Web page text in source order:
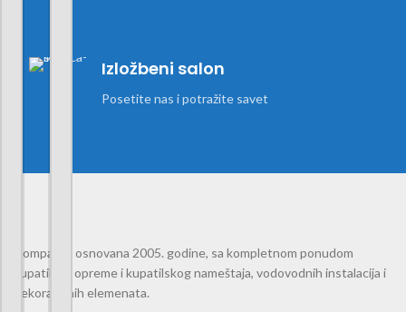
Izložbeni salon
Posetite nas i potražite savet
Kompanija osnovana 2005. godine, sa kompletnom ponudom
kupatilske opreme i kupatilskog nameštaja, vodovodnih instalacija i
dekorativnih elemenata.